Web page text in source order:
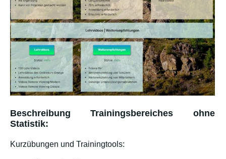
Beschreibung Trainingsbereiches ohne
Statistik:
Kurzübungen und Trainingtools: